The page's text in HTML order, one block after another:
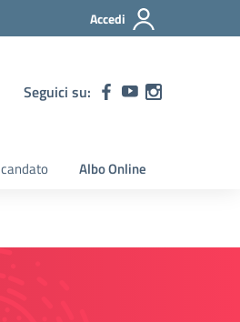
Accedi
Seguici su:
Albo Online